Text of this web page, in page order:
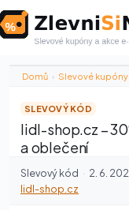
to
content
Domů › Slevové kupóny
SLEVOVÝ KÓD
lidl-shop.cz –
a oblečení
Slevový kód · 2. 6.
lidl-shop.cz